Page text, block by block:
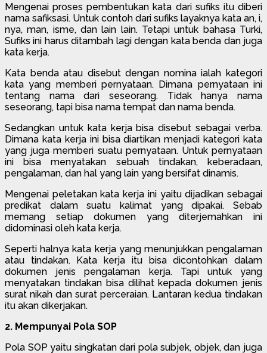
Mengenai proses pembentukan kata dari sufiks itu diberi
nama safiksasi. Untuk contoh dari sufiks layaknya kata an, i,
nya, man, isme, dan lain lain. Tetapi untuk bahasa Turki,
Sufiks ini harus ditambah lagi dengan kata benda dan juga
kata kerja.
Kata benda atau disebut dengan nomina ialah kategori
kata yang memberi pernyataan. Dimana pernyataan ini
tentang nama dari seseorang. Tidak hanya nama
seseorang, tapi bisa nama tempat dan nama benda.
Sedangkan untuk kata kerja bisa disebut sebagai verba.
Dimana kata kerja ini bisa diartikan menjadi kategori kata
yang juga memberi suatu pernyataan. Untuk pernyataan
ini bisa menyatakan sebuah tindakan, keberadaan,
pengalaman, dan hal yang lain yang bersifat dinamis.
Mengenai peletakan kata kerja ini yaitu dijadikan sebagai
predikat dalam suatu kalimat yang dipakai. Sebab
memang setiap dokumen yang diterjemahkan ini
didominasi oleh kata kerja.
Seperti halnya kata kerja yang menunjukkan pengalaman
atau tindakan. Kata kerja itu bisa dicontohkan dalam
dokumen jenis pengalaman kerja. Tapi untuk yang
menyatakan tindakan bisa dilihat kepada dokumen jenis
surat nikah dan surat perceraian. Lantaran kedua tindakan
itu akan dikerjakan.
2. Mempunyai Pola SOP
Pola SOP yaitu singkatan dari pola subjek, objek, dan juga